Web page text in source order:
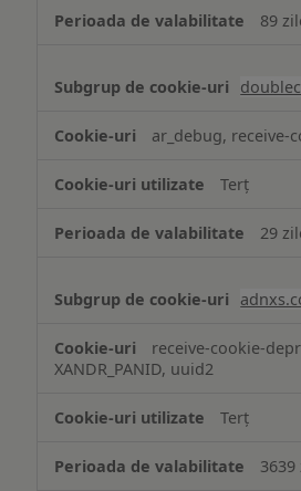
89
ar_debug, receive-
Terț
29
receive-cookie-
XANDR_PANID, uuid2
Terț